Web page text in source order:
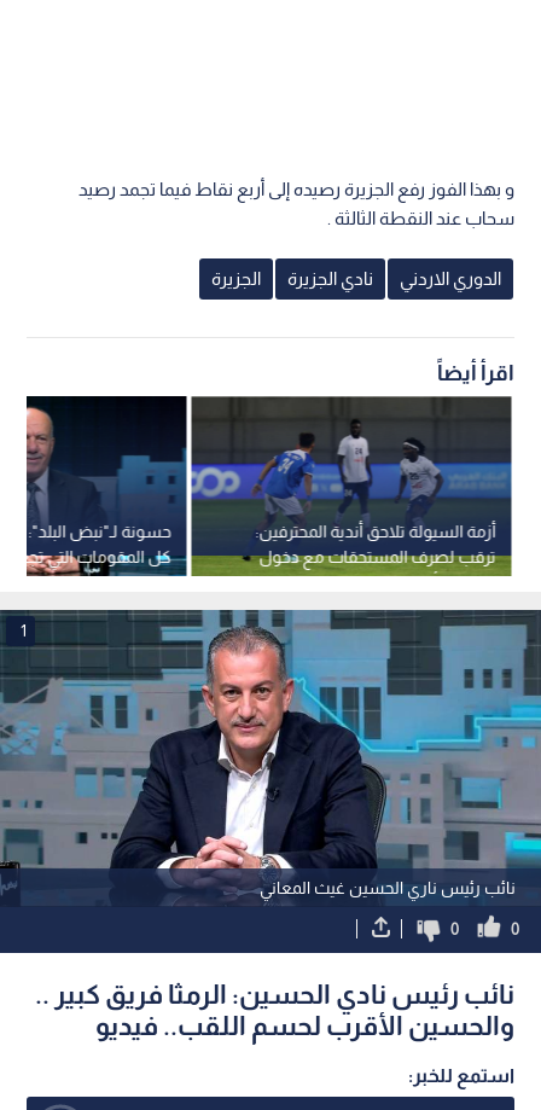
و بهذا الفوز رفع الجزيرة رصيده إلى أربع نقاط فيما تجمد رصيد
سحاب عند النقطة الثالثة .
الدوري الاردني نادي الجزيرة الجزيرة
اقرأ أيضاً
حسونة لـ"نبض البلد":
كل المقومات التي تجعله
وطريق الفيصلي صعب
أزمة السيولة تلاحق أندية المحترفين:
ترقب لصرف المستحقات مع دخول
الموسم أمتاره الأخيرة
نائب رئيس ناري الحسين غيث المعاني
1
0
0
نائب رئيس نادي الحسين: الرمثا فريق كبير ..
والحسين الأقرب لحسم اللقب.. فيديو
استمع للخبر: